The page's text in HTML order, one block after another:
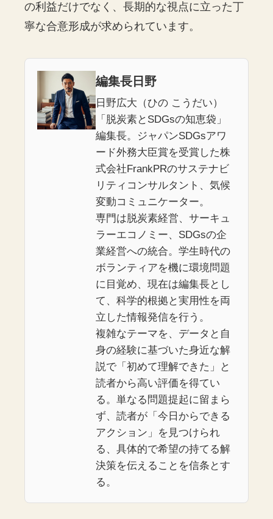
の利益だけでなく、長期的な視点に立った丁
寧な合意形成が求められています。
編集長日野
日野広大（ひの こうだい）
「脱炭素とSDGsの知恵袋」
編集長。ジャパンSDGsアワ
ード外務大臣賞を受賞した株
式会社FrankPRのサステナビ
リティコンサルタント、気候
変動コミュニケーター。
専門は脱炭素経営、サーキュ
ラーエコノミー、SDGsの企
業経営への統合。学生時代の
ボランティアを機に環境問題
に目覚め、現在は編集長とし
て、科学的根拠と実用性を両
立した情報発信を行う。
複雑なテーマを、データと自
身の経験に基づいた身近な解
説で「初めて理解できた」と
読者から高い評価を得てい
る。単なる問題提起に留まら
ず、読者が「今日からできる
アクション」を見つけられ
る、具体的で希望の持てる解
決策を伝えることを信条とす
る。